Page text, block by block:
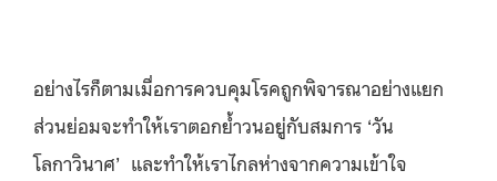
อย่างไรก็ตามเมื่อการควบคุมโรคถูกพิจารณาอย่างแยก
ส่วนย่อมจะทำให้เราตอกย้ำวนอยู่กับสมการ ‘วัน
โลกาวินาศ’ และทำให้เราไกลห่างจากความเข้าใจ